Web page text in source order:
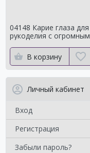
04148 Карие глаза для
рукоделия с огромным
В корзину
Личный кабинет
Вход
Регистрация
Забыли пароль?